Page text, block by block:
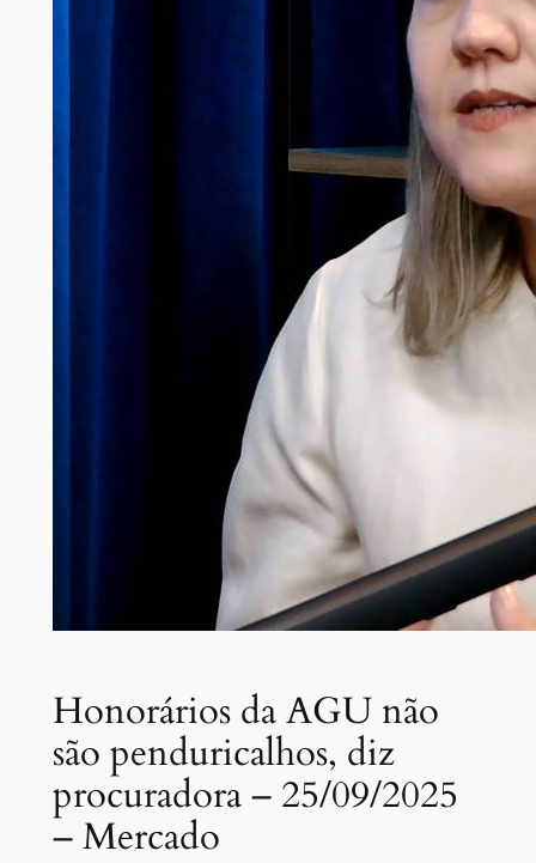
Honorários da AGU não
são penduricalhos, diz
procuradora – 25/09/2025
– Mercado